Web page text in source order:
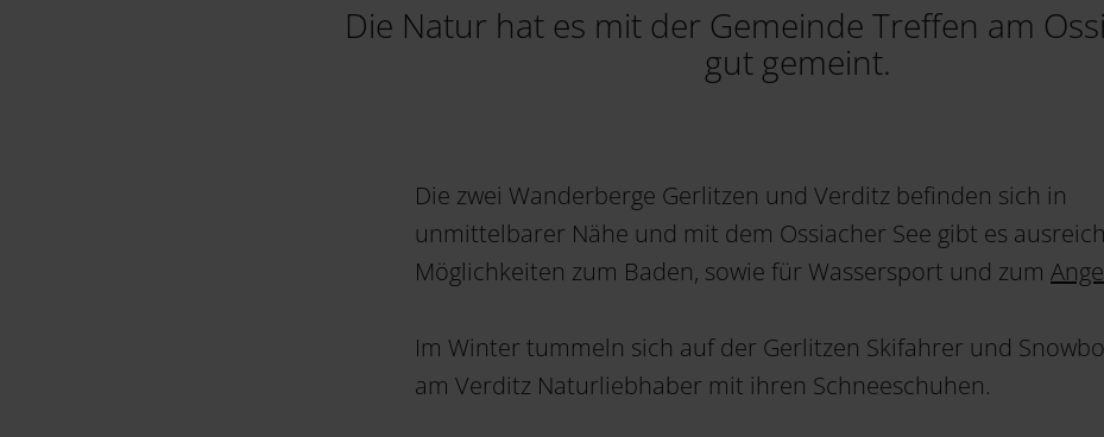
Die Natur hat es mit der Gemeinde Treffen am
gut gemeint.
Die zwei Wanderberge Gerlitzen und Verditz befinden sich in
unmittelbarer Nähe und mit dem Ossiacher See gibt es
Möglichkeiten zum Baden, sowie für Wassersport und zum
Im Winter tummeln sich auf der Gerlitzen Skifahrer und
am Verditz Naturliebhaber mit ihren Schneeschuhen.